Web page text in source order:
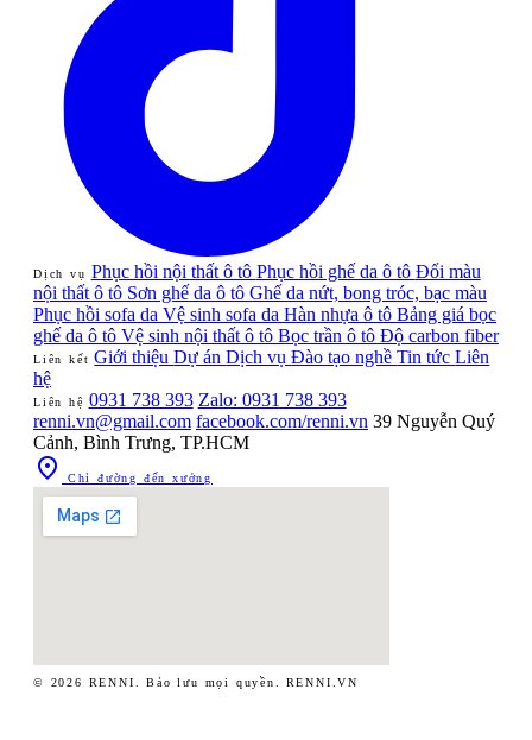
Dịch vụ Phục hồi nội thất ô tô Phục hồi ghế da ô tô Đổi màu
nội thất ô tô Sơn ghế da ô tô Ghế da nứt, bong tróc, bạc màu
Phục hồi sofa da Vệ sinh sofa da Hàn nhựa ô tô Bảng giá bọc
ghế da ô tô Vệ sinh nội thất ô tô Bọc trần ô tô Độ carbon fiber
Liên kết Giới thiệuDự ánDịch vụĐào tạo nghềTin tứcLiên
hệ
Liên hệ 0931 738 393 Zalo: 0931 738 393
renni.vn@gmail.com facebook.com/renni.vn 39 Nguyễn Quý
Cảnh, Bình Trưng, TP.HCM
 Chỉ đường đến xưởng
© 2026 RENNI. Bảo lưu mọi quyền. RENNI.VN